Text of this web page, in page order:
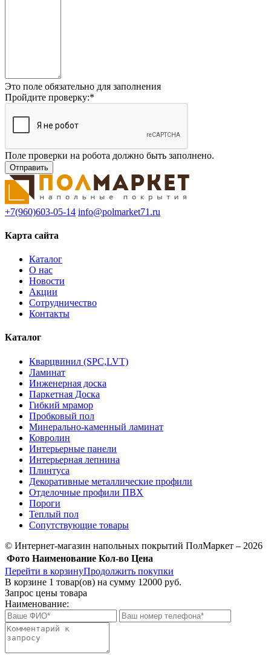
Это поле обязательно для заполнения
Пройдите проверку:*
Поле проверки на робота должно быть заполнено.
+7(960)603-05-14 info@polmarket71.ru
Карта сайта
Каталог
О нас
Новости
Акции
Сотрудничество
Контакты
Каталог
Кварцвинил (SPC,LVT)
Ламинат
Инженерная доска
Паркетная Доска
Гибкий мрамор
Пробковый пол
Минерально-каменный ламинат
Ковролин
Интерьерные панели
Интерьерная лепнина
Плинтуса
Декоративные металлические профили
Отделочные профили ПВХ
Пороги
Теплый пол
Сопутствующие товары
© Интернет-магазин напольных покрытий ПолМаркет – 2026
Фото Наименование Кол-во Цена
Перейти в корзинуПродолжить покупки
В корзине 1 товар(ов) на сумму 12000 руб.
Запрос цены товара
Наименование: